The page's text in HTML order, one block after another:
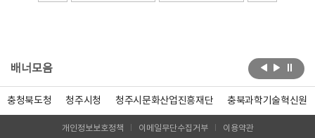
배너모음
충청북도청 청주시청 청주시문화산업진흥재단 충북과학기술혁신원
개인정보보호정책 이메일무단수집거부 이용약관